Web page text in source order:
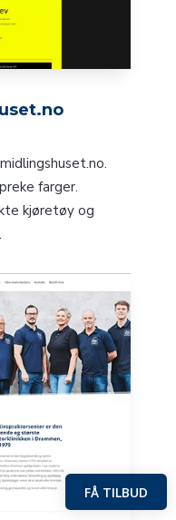
farger.
kjøretøy og
FÅ TILBUD